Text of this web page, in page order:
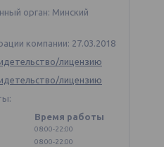
орган: Минский
компании: 27.03.2018
лицензию
лицензию
Время работы
08:00-22:00
08:00-22:00